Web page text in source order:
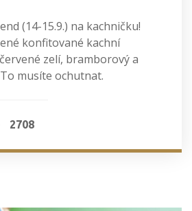
(14-15.9.) na kachničku!
konfitované kachní
zelí, bramborový a
musíte ochutnat.
2708